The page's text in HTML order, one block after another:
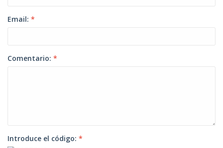
Email: *
Comentario: *
Introduce el código: *